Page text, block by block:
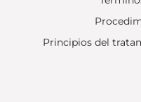
Principios del